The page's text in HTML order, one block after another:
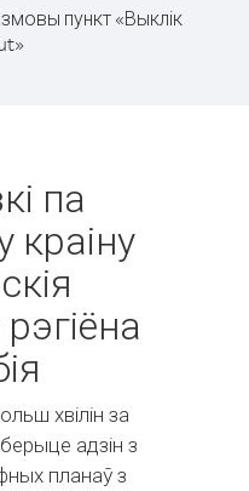
пункт «Выклік
па
краіну
хвілін за
адзін з
планаў з